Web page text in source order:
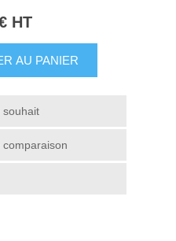
HT
AU PANIER
souhait